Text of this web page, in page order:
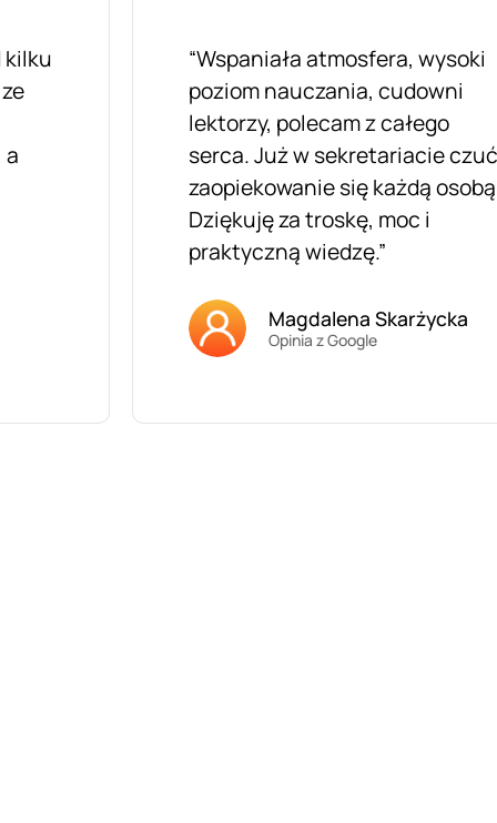
“Wspaniała atmosfera, wysoki
poziom nauczania, cudowni
lektorzy, polecam z całego
serca. Już w sekretariacie czuć
zaopiekowanie się każdą osobą.
Dziękuję za troskę, moc i
praktyczną wiedzę.”
Magdalena Skarżycka
Opinia z Google